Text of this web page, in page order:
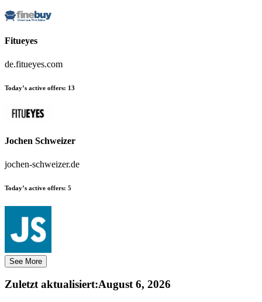
Fitueyes
de.fitueyes.com
Today’s active offers: 13
Jochen Schweizer
jochen-schweizer.de
Today’s active offers: 5
See More
Zuletzt aktualisiert:August 6, 2026